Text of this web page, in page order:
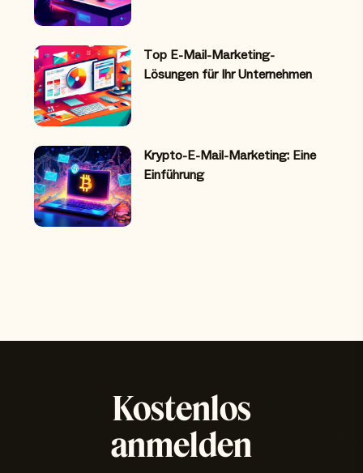
Top E-Mail-Marketing-
Lösungen für Ihr Unternehmen
Krypto-E-Mail-Marketing: Eine
Einführung
Kostenlos
anmelden